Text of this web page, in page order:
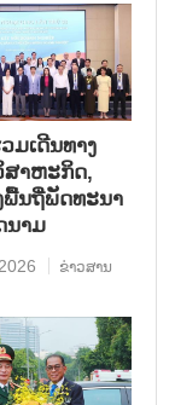
ມ​ເດີນ​ທາງ​
າ​ຫະ​ກ​ິດ,
ພື້ນ​ຖີ່​ພັດ​ທະ​ນາ​
ນາມ
ຂ່າວສານ